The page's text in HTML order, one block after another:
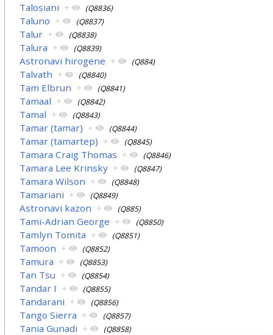
Talosiani + (Q8836)
Taluno + (Q8837)
Talur + (Q8838)
Talura + (Q8839)
Astronavi hirogene + (Q884)
Talvath + (Q8840)
Tam Elbrun + (Q8841)
Tamaal + (Q8842)
Tamal + (Q8843)
Tamar (tamar) + (Q8844)
Tamar (tamartep) + (Q8845)
Tamara Craig Thomas + (Q8846)
Tamara Lee Krinsky + (Q8847)
Tamara Wilson + (Q8848)
Tamariani + (Q8849)
Astronavi kazon + (Q885)
Tami-Adrian George + (Q8850)
Tamlyn Tomita + (Q8851)
Tamoon + (Q8852)
Tamura + (Q8853)
Tan Tsu + (Q8854)
Tandar I + (Q8855)
Tandarani + (Q8856)
Tango Sierra + (Q8857)
Tania Gunadi + (Q8858)